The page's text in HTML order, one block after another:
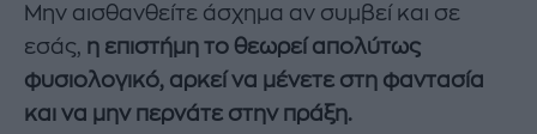
Μην αισθανθείτε άσχημα αν συμβεί και σε
εσάς, η επιστήμη το θεωρεί απολύτως
φυσιολογικό, αρκεί να μένετε στη φαντασία
και να μην περνάτε στην πράξη.